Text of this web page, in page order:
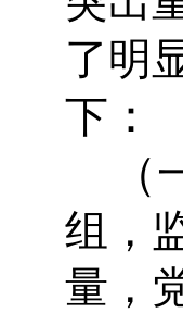
了明
下 ：
（
组，
量，